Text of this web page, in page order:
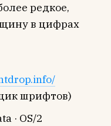
редкое,
в цифрах
шрифтов)
· OS/2